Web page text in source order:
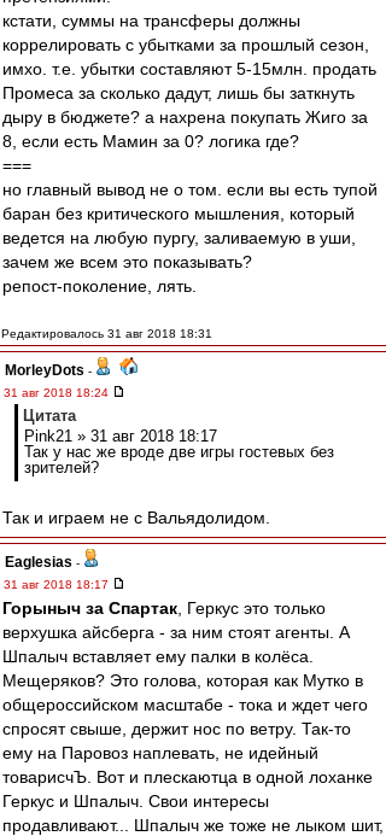
кстати, суммы на трансферы должны
коррелировать с убытками за прошлый сезон,
имхо. т.е. убытки составляют 5-15млн. продать
Промеса за сколько дадут, лишь бы заткнуть
дыру в бюджете? а нахрена покупать Жиго за
8, если есть Мамин за 0? логика где?
===
но главный вывод не о том. если вы есть тупой
баран без критического мышления, который
ведется на любую пургу, заливаемую в уши,
зачем же всем это показывать?
репост-поколение, лять.
Редактировалось 31 авг 2018 18:31
MorleyDots -
31 авг 2018 18:24
Цитата
Pink21 » 31 авг 2018 18:17
Так у нас же вроде две игры гостевых без
зрителей?
Так и играем не с Вальядолидом.
Eaglesias -
31 авг 2018 18:17
Горыныч за Спартак , Геркус это только
верхушка айсберга - за ним стоят агенты. А
Шпалыч вставляет ему палки в колёса.
Мещеряков? Это голова, которая как Мутко в
общероссийском масштабе - тока и ждет чего
спросят свыше, держит нос по ветру. Так-то
ему на Паровоз наплевать, не идейный
товарисчЪ. Вот и плескаютца в одной лоханке
Геркус и Шпалыч. Свои интересы
продавливают... Шпалыч же тоже не лыком шит,